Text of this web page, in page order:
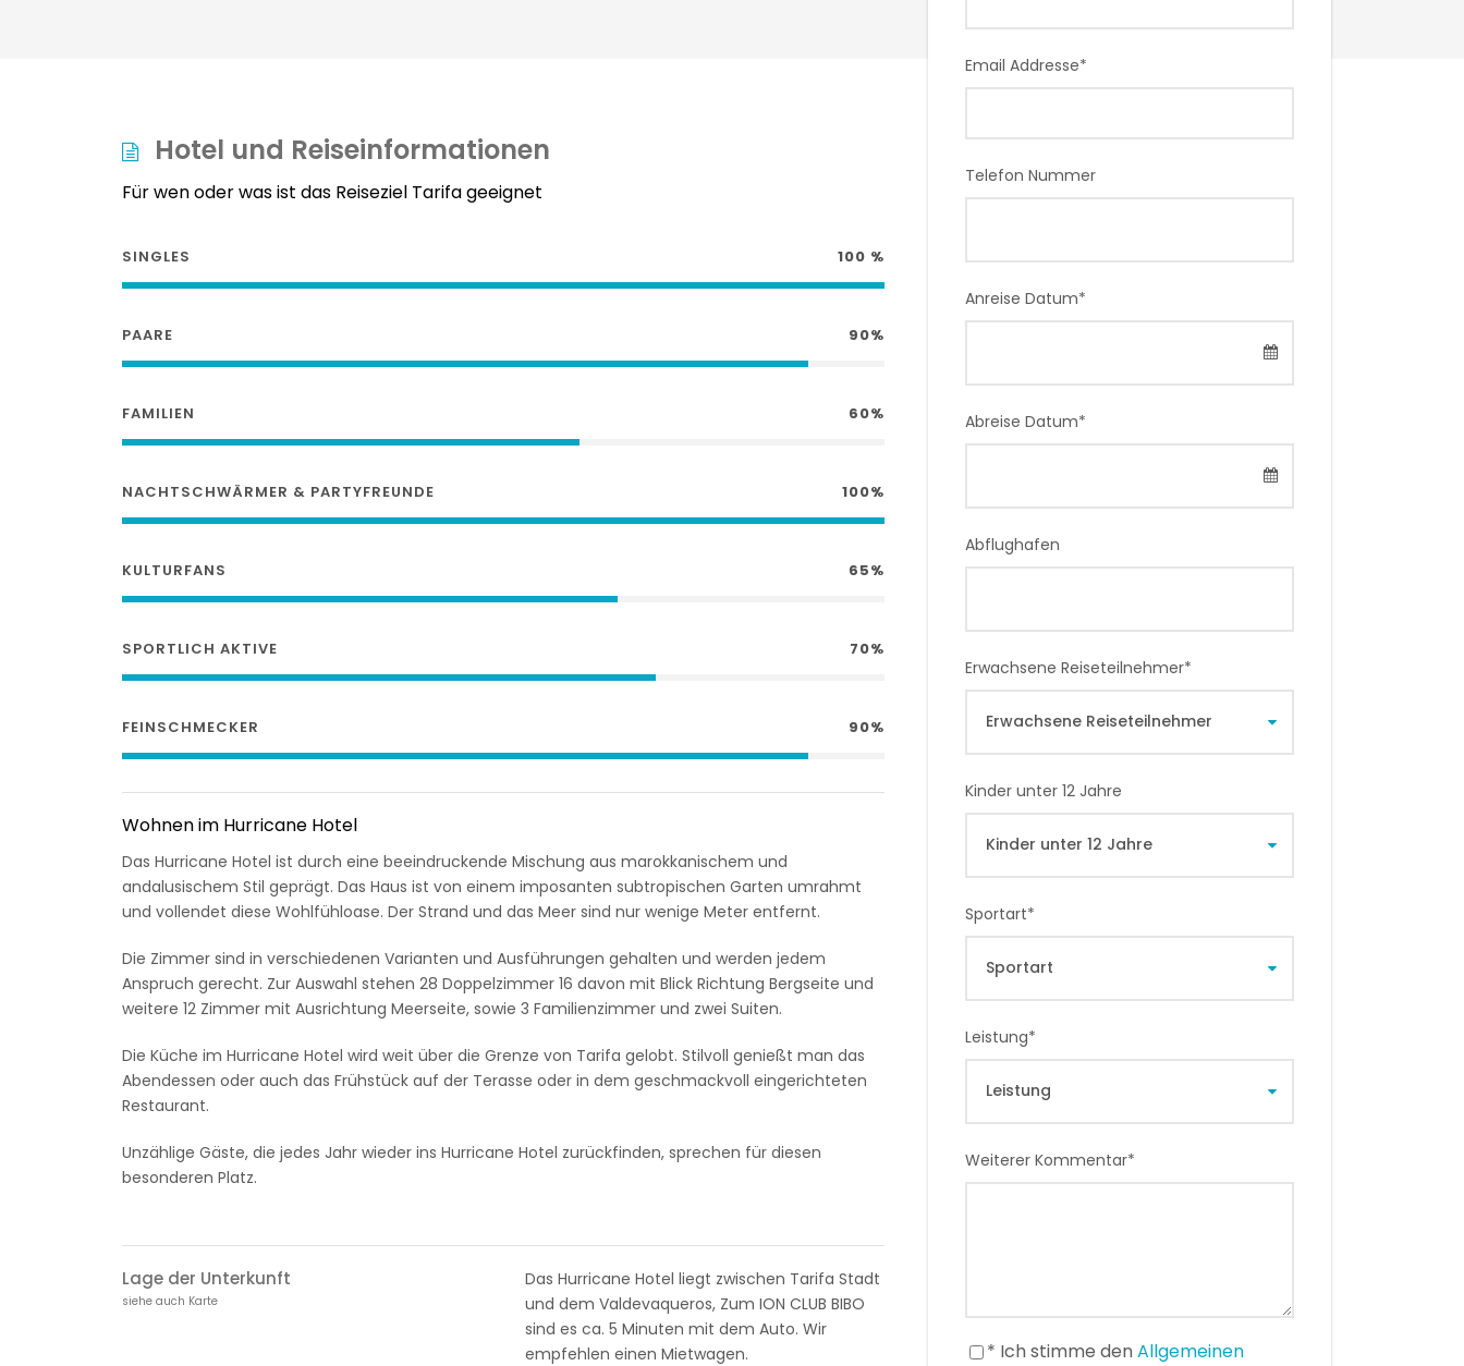
Email Addresse*
Telefon Nummer
Anreise Datum*
Abreise Datum*
Abflughafen
Erwachsene Reiseteilnehmer*
Kinder unter 12 Jahre
Sportart*
Leistung*
Weiterer Kommentar*
* Ich stimme den Allgemeinen
Hotel und Reiseinformationen
Für wen oder was ist das Reiseziel Tarifa geeignet
SINGLES 100 %
PAARE 90%
FAMILIEN 60%
NACHTSCHWÄRMER & PARTYFREUNDE 100%
KULTURFANS 65%
SPORTLICH AKTIVE 70%
FEINSCHMECKER 90%
Wohnen im Hurricane Hotel
Das Hurricane Hotel ist durch eine beeindruckende Mischung aus marokkanischem und
andalusischem Stil geprägt. Das Haus ist von einem imposanten subtropischen Garten umrahmt
und vollendet diese Wohlfühloase. Der Strand und das Meer sind nur wenige Meter entfernt.
Die Zimmer sind in verschiedenen Varianten und Ausführungen gehalten und werden jedem
Anspruch gerecht. Zur Auswahl stehen 28 Doppelzimmer 16 davon mit Blick Richtung Bergseite und
weitere 12 Zimmer mit Ausrichtung Meerseite, sowie 3 Familienzimmer und zwei Suiten.
Die Küche im Hurricane Hotel wird weit über die Grenze von Tarifa gelobt. Stilvoll genießt man das
Abendessen oder auch das Frühstück auf der Terasse oder in dem geschmackvoll eingerichteten
Restaurant.
Unzählige Gäste, die jedes Jahr wieder ins Hurricane Hotel zurückfinden, sprechen für diesen
besonderen Platz.
Lage der Unterkunft
siehe auch Karte
Das Hurricane Hotel liegt zwischen Tarifa Stadt
und dem Valdevaqueros, Zum ION CLUB BIBO
sind es ca. 5 Minuten mit dem Auto. Wir
empfehlen einen Mietwagen.